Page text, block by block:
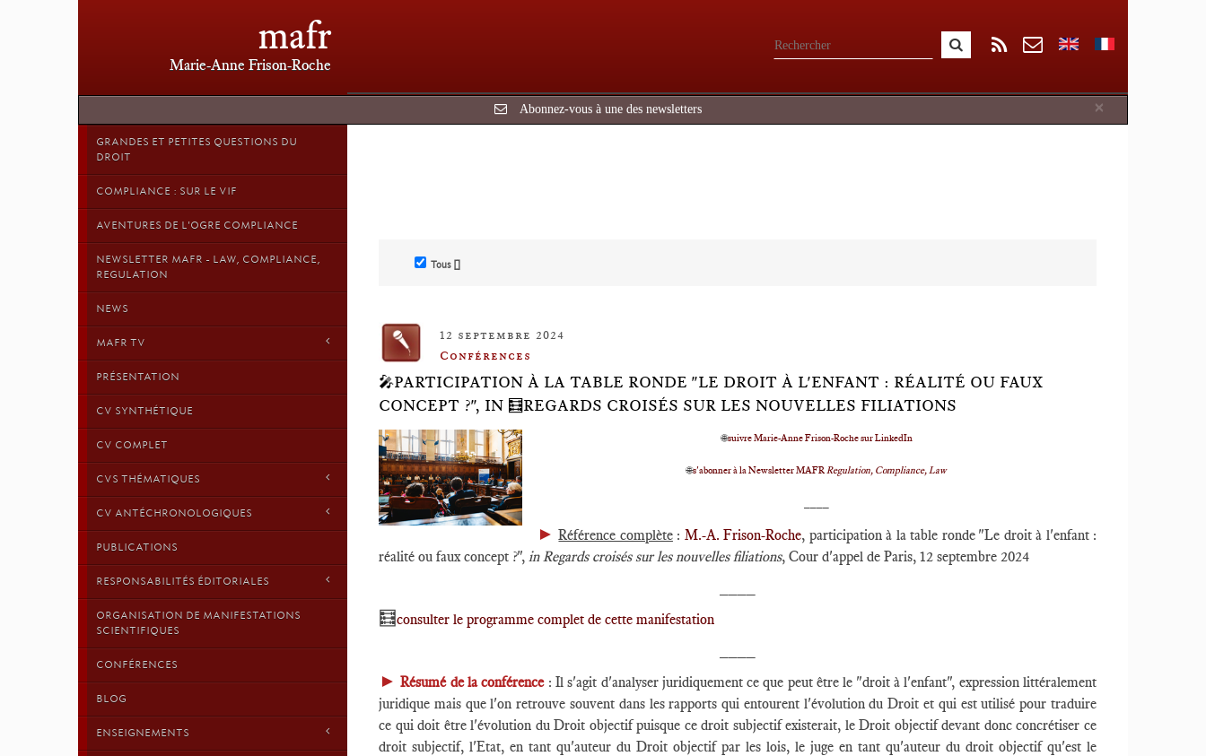
mafr
Marie-Anne Frison-Roche
×
Abonnez-vous à une des newsletters
GRANDES ET PETITES QUESTIONS DU
DROIT
COMPLIANCE : SUR LE VIF
AVENTURES DE L'OGRE COMPLIANCE
NEWSLETTER MAFR - LAW, COMPLIANCE,
REGULATION
NEWS
MAFR TV
PRÉSENTATION
CV SYNTHÉTIQUE
CV COMPLET
CVS THÉMATIQUES
CV ANTÉCHRONOLOGIQUES
PUBLICATIONS
RESPONSABILITÉS ÉDITORIALES
ORGANISATION DE MANIFESTATIONS
SCIENTIFIQUES
CONFÉRENCES
BLOG
ENSEIGNEMENTS
Tous []
12 septembre 2024
Conférences
🎤PARTICIPATION À LA TABLE RONDE "LE DROIT À L'ENFANT : RÉALITÉ OU FAUX
CONCEPT ?", IN 🧮REGARDS CROISÉS SUR LES NOUVELLES FILIATIONS
🌐suivre Marie-Anne Frison-Roche sur LinkedIn
🌐s'abonner à la Newsletter MAFRRegulation, Compliance, Law
► Référence complète: M.-A. Frison-Roche, participation à la table ronde "Le droit à l'enfant :
réalité ou faux concept ?", in Regards croisés sur les nouvelles filiations, Cour d'appel de Paris, 12 septembre 2024
🧮consulter le programme complet de cette manifestation
►Résumé de la conférence: Il s'agit d'analyser juridiquement ce que peut être le "droit à l'enfant", expression littéralement
juridique mais que l'on retrouve souvent dans les rapports qui entourent l'évolution du Droit et qui est utilisé pour traduire
ce qui doit être l'évolution du Droit objectif puisque ce droit subjectif existerait, le Droit objectif devant donc concrétiser ce
droit subjectif, l'Etat, en tant qu'auteur du Droit objectif par les lois, le juge en tant qu'auteur du droit objectif qu'est le